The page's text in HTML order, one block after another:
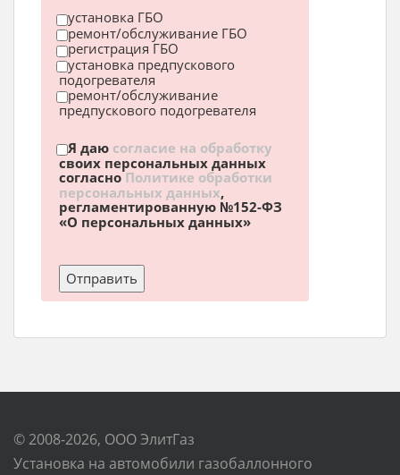
установка ГБО
ремонт/обслуживание ГБО
регистрация ГБО
установка предпускового
подогревателя
ремонт/обслуживание
предпускового подогревателя
Я даю согласие на обработку
своих персональных данных
согласноПолитике обработки
персональных данных,
регламентированную №152-ФЗ
«О персональных данных»
© 2008-2026, ООО ЭлитГаз
Установка на автомобили газобаллонного